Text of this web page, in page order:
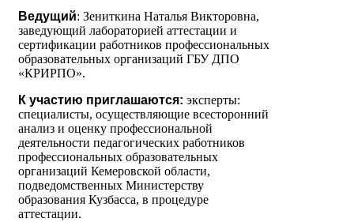
Ведущий: Зениткина Наталья Викторовна,
заведующий лабораторией аттестации и
сертификации работников профессиональных
образовательных организаций ГБУ ДПО
«КРИРПО».
К участию приглашаются: эксперты:
специалисты, осуществляющие всесторонний
анализ и оценку профессиональной
деятельности педагогических работников
профессиональных образовательных
организаций Кемеровской области,
подведомственных Министерству
образования Кузбасса, в процедуре
аттестации.